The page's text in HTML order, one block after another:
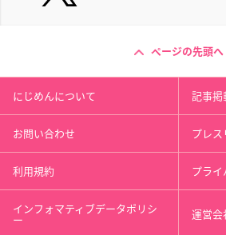
ページの先頭へ
にじめんについて 記事掲
お問い合わせ プレ
利用規約 プラ
インフォマティブデータポリシ
ー 運営会